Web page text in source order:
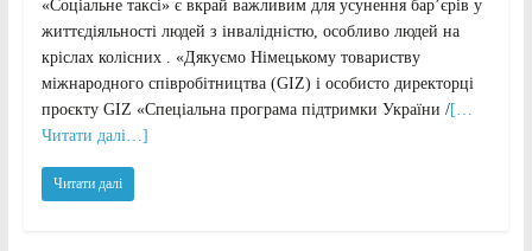
«Соціальне таксі» є вкрай важливим для усунення бар’єрів у
життєдіяльності людей з інвалідністю, особливо людей на
кріслах колісних . «Дякуємо Німецькому товариству
міжнародного співробітництва (GIZ) і особисто директорці
проєкту GIZ «Спеціальна програма підтримки України /[…
Читати далі…]
Читати далі